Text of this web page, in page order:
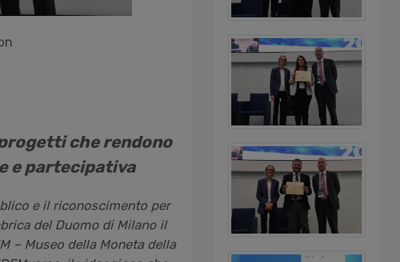
che rendono
e partecipativa
e il riconoscimento per
del Duomo di Milano il
– Museo della Moneta della